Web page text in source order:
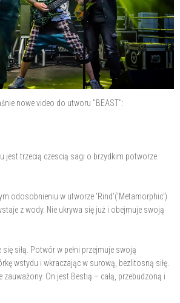
nowe video do utworu "BEAST":
jest trzecią czescią sagi o brzydkim potworze
odosobnieniu w utworze ‘Rind’(‘Metamorphic’)
z wody. Nie ukrywa się już i obejmuje swoją
się siłą. Potwór w pełni przejmuje swoją
wstydu i wkraczając w surową, bezlitosną siłę.
zauważony. On jest Bestią – całą, przebudzoną i